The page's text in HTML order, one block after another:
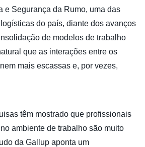
e Segurança da Rumo, uma das
do país, diante dos avanços
de modelos de trabalho
que as interações entre os
mais escassas e, por vezes,
têm mostrado que profissionais
ambiente de trabalho são muito
da Gallup aponta um